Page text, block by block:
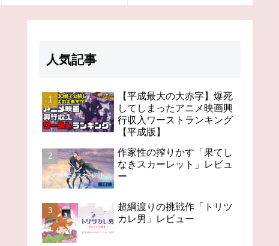
98分の無感動「未来のミ
ライ」レビュー
オタクが選ぶ！？日本の
アニメの歴史を変えたス
ゴいアニメ１４
人気記事
【平成最大の大赤字】爆死
してしまったアニメ映画興
行収入ワーストランキング
【平成版】
作家性の搾りかす「果てし
なきスカーレット」レビュ
ー
超綱渡りの挑戦作「トリツ
カレ男」レビュー